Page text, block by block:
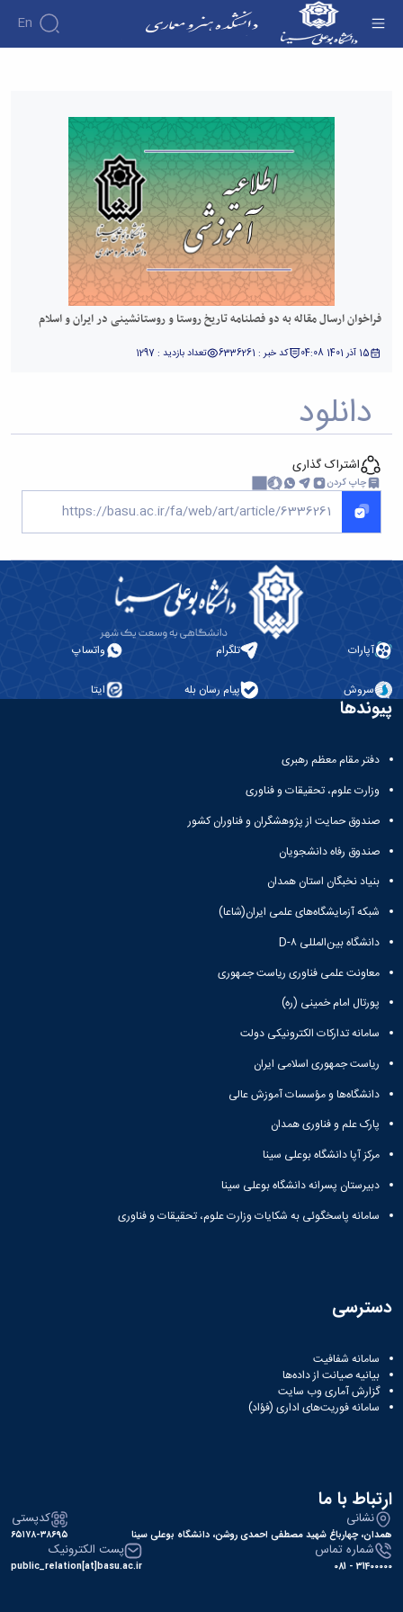
En
روستانشینی در ایران و اسلام - دانشکده هنر و
فراخوان ارسال مقاله به دو فصلنامه تاریخ روستا و روستانشینی در ایران و اسلام
15 آذر 1401 04:08 کد خبر : 6336261 تعداد بازدید : 1297
دانلود
اشتراک گذاری
چاپ کردن
آپارات تلگرام واتساپ
سروش پیام رسان بله ایتا
پیوندها
دفتر مقام معظم رهبری
وزارت علوم، تحقیقات و فناوری
صندوق حمایت از پژوهشگران و فناوران کشور
صندوق رفاه دانشجویان
بنیاد نخبگان استان همدان
شبکه آزمایشگاه‌های علمی ایران(شاعا)
دانشگاه بین‌المللی D-۸
معاونت علمی فناوری ریاست جمهوری
پورتال امام خمینی (ره)
سامانه تدارکات الکترونیکی دولت
ریاست جمهوری اسلامی ایران
دانشگاه‌ها و مؤسسات آموزش عالی
پارک علم و فناوری همدان
مرکز آپا دانشگاه بوعلی سینا
دبیرستان پسرانه دانشگاه بوعلی سینا
سامانه پاسخگوئی به شکایات وزارت علوم، تحقیقات و فناوری
دسترسی
سامانه شفافیت
بیانیه صیانت از داده‌ها
گزارش آماری وب‌ سایت
سامانه فوریت‌های اداری (فؤاد)
ارتباط با ما
نشانی
همدان، چهارباغ شهید مصطفی احمدی روشن، دانشگاه بوعلی سینا
کدپستی
۶۵۱۷۸-۳۸۶۹۵
شماره تماس
31400000 - 081
پست الکترونیک
public_relation[at]basu.ac.ir